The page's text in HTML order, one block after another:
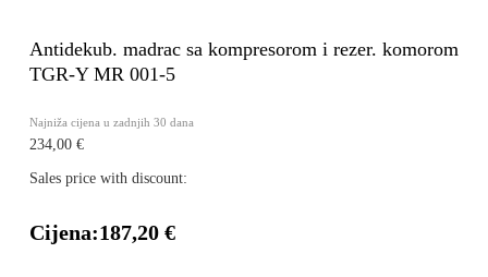
Antidekub. madrac sa kompresorom i rezer. komorom
TGR-Y MR 001-5
Najniža cijena u zadnjih 30 dana
234,00 €
Sales price with discount:
Cijena:187,20 €